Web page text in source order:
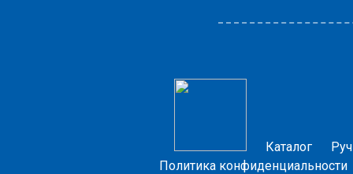
Каталог
Политика конфиденциальности